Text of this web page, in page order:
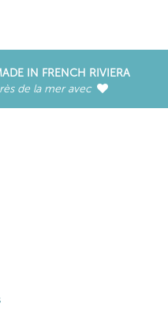
IN FRENCH RIVIERA
de la mer avec